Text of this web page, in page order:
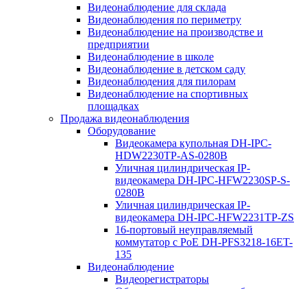
Видеонаблюдение для склада
Видеонаблюдения по периметру
Видеонаблюдение на производстве и
предприятии
Видеонаблюдение в школе
Видеонаблюдение в детском саду
Видеонаблюдения для пилорам
Видеонаблюдение на спортивных
площадках
Продажа видеонаблюдения
Оборудование
Видеокамера купольная DH-IPC-
HDW2230TP-AS-0280B
Уличная цилиндрическая IP-
видеокамера DH-IPC-HFW2230SP-S-
0280B
Уличная цилиндрическая IP-
видеокамера DH-IPC-HFW2231TP-ZS
16-портовый неуправляемый
коммутатор с РоЕ DH-PFS3218-16ET-
135
Видеонаблюдение
Видеорегистраторы